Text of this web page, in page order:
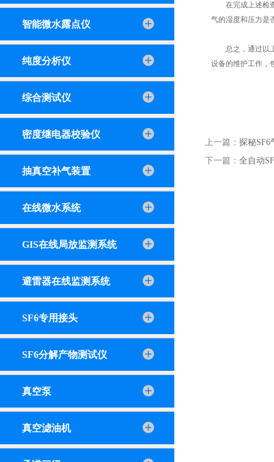
智能微水露点仪
纯度分析仪
综合测试仪
密度继电器校验仪
抽真空补气装置
在线微水系统
GIS在线局放监测系统
避雷器在线监测系统
SF6专用接头
SF6分解产物测试仪
真空泵
真空滤油机
在完成上述检查
气的湿度和压力是
总之，通过以上
设备的维护工作，
上一篇： 探秘SF6
下一篇： 全自动